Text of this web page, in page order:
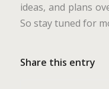
ideas, and plans
So stay tuned for
Share this entry